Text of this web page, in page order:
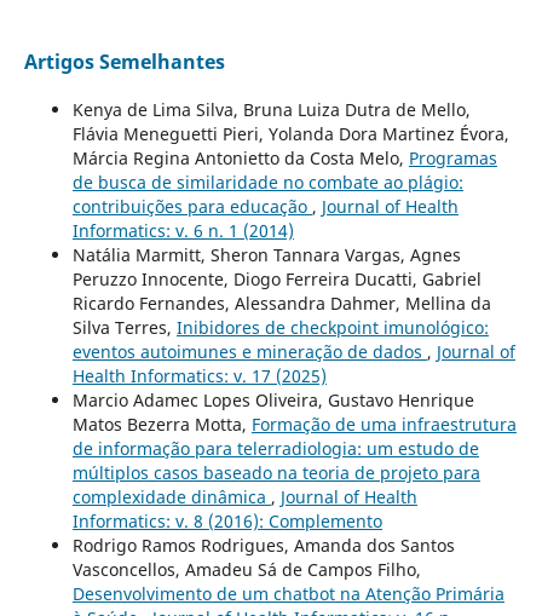
Artigos Semelhantes
Kenya de Lima Silva, Bruna Luiza Dutra de Mello,
Flávia Meneguetti Pieri, Yolanda Dora Martinez Évora,
Márcia Regina Antonietto da Costa Melo, Programas
de busca de similaridade no combate ao plágio:
contribuições para educação , Journal of Health
Informatics: v. 6 n. 1 (2014)
Natália Marmitt, Sheron Tannara Vargas, Agnes
Peruzzo Innocente, Diogo Ferreira Ducatti, Gabriel
Ricardo Fernandes, Alessandra Dahmer, Mellina da
Silva Terres, Inibidores de checkpoint imunológico:
eventos autoimunes e mineração de dados , Journal of
Health Informatics: v. 17 (2025)
Marcio Adamec Lopes Oliveira, Gustavo Henrique
Matos Bezerra Motta, Formação de uma infraestrutura
de informação para telerradiologia: um estudo de
múltiplos casos baseado na teoria de projeto para
complexidade dinâmica , Journal of Health
Informatics: v. 8 (2016): Complemento
Rodrigo Ramos Rodrigues, Amanda dos Santos
Vasconcellos, Amadeu Sá de Campos Filho,
Desenvolvimento de um chatbot na Atenção Primária